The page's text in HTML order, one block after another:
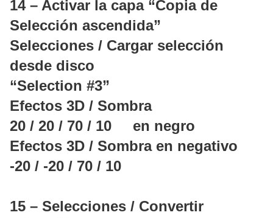
14 – Activar la capa “Copia de
Selección ascendida”
Selecciones / Cargar selección
desde disco
“Selection #3”
Efectos 3D / Sombra
20 / 20 / 70 / 10 en negro
Efectos 3D / Sombra en negativo
-20 / -20 / 70 / 10
15 – Selecciones / Convertir